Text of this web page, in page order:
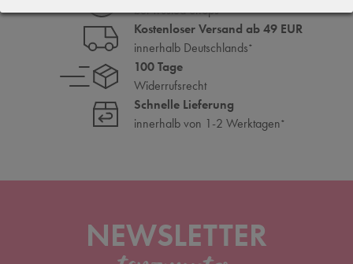
bei Trusted Shops
Kostenloser Versand ab 49 EUR
innerhalb Deutschlands*
100 Tage
Widerrufsrecht
Schnelle Lieferung
innerhalb von 1-2 Werktagen*
NEWSLETTER